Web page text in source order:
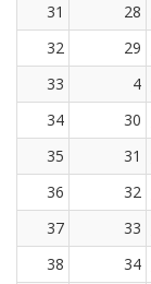
31
28
32
29
33
4
34
30
35
31
36
32
37
33
38
34